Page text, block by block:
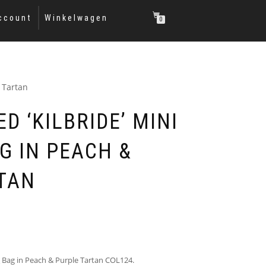
Winkelwagen 0
‘KILBRIDE’ MINI
IN PEACH &
in Peach & Purple Tartan COL124.